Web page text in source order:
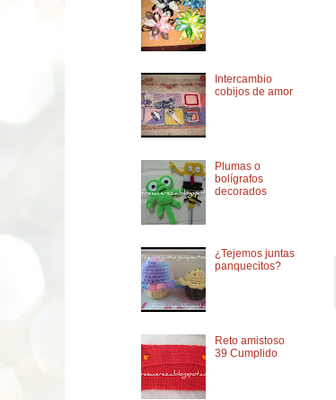
Intercambio
cobijos de amor
Plumas o
bolígrafos
decorados
¿Tejemos juntas
panquecitos?
Reto amistoso
39 Cumplido